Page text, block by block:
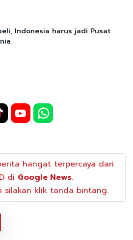
Indonesia harus jadi Pusat
hangat terpercaya dari
di Google News.
silakan klik tanda bintang.